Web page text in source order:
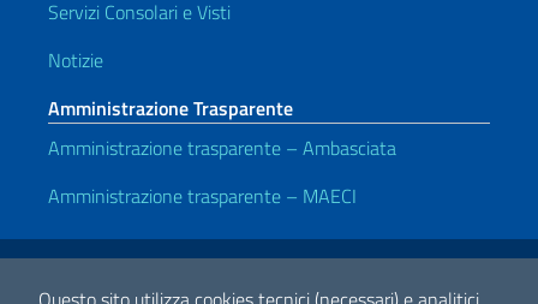
Servizi Consolari e Visti
Notizie
Amministrazione Trasparente
Amministrazione trasparente – Ambasciata
Amministrazione trasparente – MAECI
Link Utili